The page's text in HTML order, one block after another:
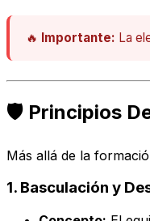
🔥 Importante: La
🛡️ Principios
Más allá de la
1. Basculación y